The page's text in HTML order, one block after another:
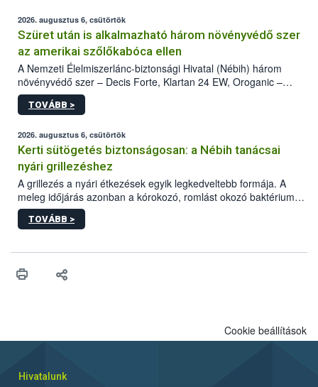
2026. augusztus 6, csütörtök
Szüret után is alkalmazható három növényvédő szer
az amerikai szőlőkabóca ellen
A Nemzeti Élelmiszerlánc-biztonsági Hivatal (Nébih) három
növényvédő szer – Decis Forte, Klartan 24 EW, Oroganic –
engedélyokiratát módosította, így azok a szüretet követően,
egészen a vesszőérettség (BBCH 91) stádiumáig
érésű szőlőkben is legyen lehetőség a károsító elleni további
védekezésre. Az Oroganic készítmény kis kiszerelésben kiskerti
felhasználók számára is elérhető és ökológiai termesztésben is
engedélyezett.
TOVÁBB >
2026. augusztus 6, csütörtök
Kerti sütögetés biztonságosan: a Nébih tanácsai
nyári grillezéshez
A grillezés a nyári étkezések egyik legkedveltebb formája. A
meleg időjárás azonban a kórokozó, romlást okozó baktériumok
gyorsabb szaporodásának is kedvez. A szabadtéri sütögetés
ezért nem csupán a megfelelő sütési technikáról szól: legalább
higiéniai szabályok betartása, a megfelelő hőkezelés, valamint a
biztonsági Hivatal (Nébih) Oktatási Programja összegyűjtötte a
TOVÁBB >
Cookie beállítások
Hivatalunk